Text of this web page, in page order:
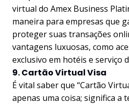
virtual do Amex Business
maneira para empresas que
proteger suas transações
vantagens luxuosas, como
exclusivo em hotéis e serviço
9. Cartão Virtual Visa
É vital saber que “Cartão
apenas uma coisa; significa a